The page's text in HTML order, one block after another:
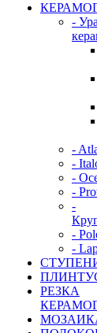
-
-
-
-
-
-
-
-
РЕЗКА